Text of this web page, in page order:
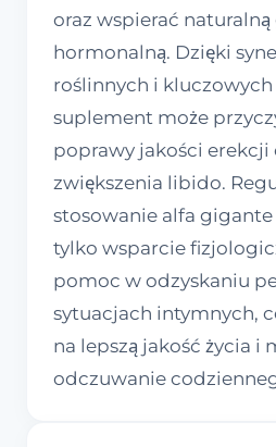
oraz wspierać
hormonalną. Dzięki
roślinnych i kluczowych
suplement może
poprawy jakości erekcji
zwiększenia libido.
stosowanie alfa
tylko wsparcie
pomoc w odzyskaniu
sytuacjach intymnych,
na lepszą jakość życia i
odczuwanie